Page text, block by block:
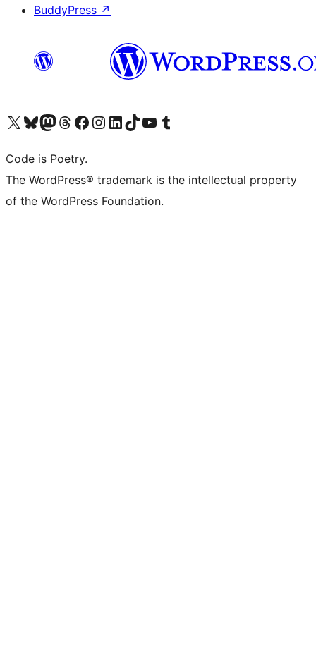
BuddyPress ↗
ຢ້ຽມຊົມບັນຊີ X (ຊື່ເກົ່າ Twitter) ຂອງພວກເຮົາຢ້ຽມຊົມບັນຊີ Bluesky ຂອງພວກເຮົາຢ້ຽມຊົມບັນຊີ Mastodon ຂອງພວກເຮົາຢ້ຽມຊົມບັນຊີ Threads ຂອງພວກເຮົາຢ້ຽມຊົມໜ້າ Facebook ຂອງພວກເຮົາຢ້ຽມຊົມບັນຊີ Instagram ຂອງພວກເຮົາຢ້ຽມຊົມບັນຊີ LinkedIn ຂອງພວກເຮົາຢ້ຽມຊົມບັນຊີ TikTok ຂອງພວກເຮົາຢ້ຽມຊົມຊ່ອງ YouTube ຂອງພວກເຮົາຢ້ຽມຊົມບັນຊີ Tumblr ຂອງພວກເຮົາ
Code is Poetry.
The WordPress® trademark is the intellectual property
of the WordPress Foundation.